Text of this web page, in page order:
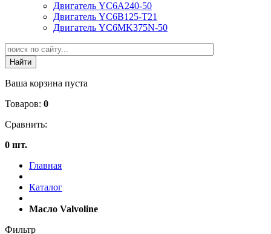
Двигатель YC6A240-50
Двигатель YC6B125-T21
Двигатель YC6MK375N-50
Ваша корзина пуста
Товаров: 0
Сравнить:
0 шт.
Главная
Каталог
Масло Valvoline
Фильтр